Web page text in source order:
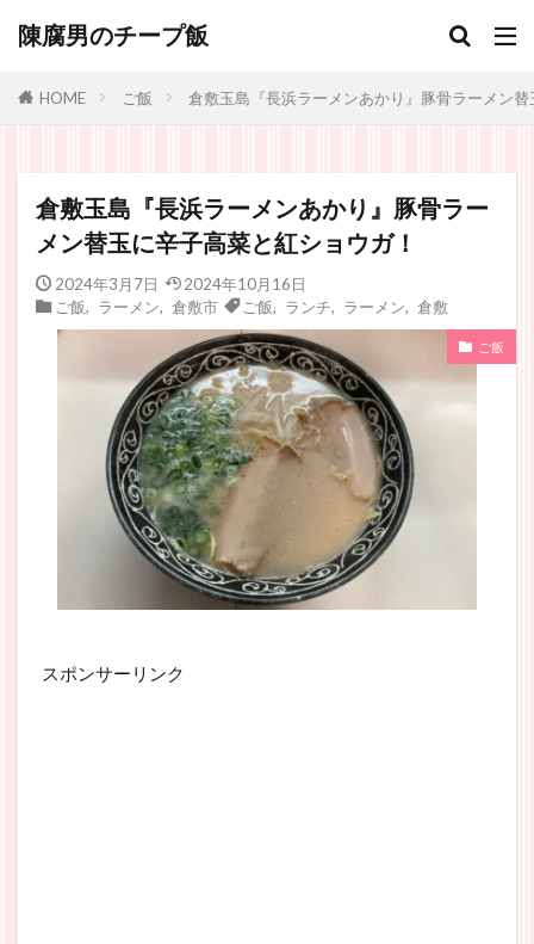
陳腐男のチープ飯
HOME ご飯 倉敷玉島『長浜ラーメンあかり』豚骨ラーメン
倉敷玉島『長浜ラーメンあかり』豚骨ラー
メン替玉に辛子高菜と紅ショウガ！
2024年3月7日
2024年10月16日
ご飯
ラーメン 倉敷市 ご飯 ランチ ラーメン 倉敷
ご飯
スポンサーリンク